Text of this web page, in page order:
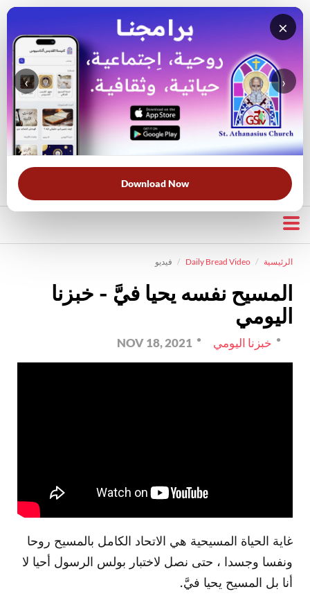
×
‹ ›
Download Now
قناة الراعي الصالح
الخلاص الحرب الروحية
الرئيسية Daily Bread Video فيديو
المسيح نفسه يحيا فيَّ - خبزنا
اليومي
خبزنا اليومي NOV 18, 2021
غاية الحياة المسيحية هي الاتحاد الكامل بالمسيح روحا
ونفسا وجسدا ، حتى نصل لاختبار بولس الرسول أحيا لا
أنا بل المسيح يحيا فيَّ.